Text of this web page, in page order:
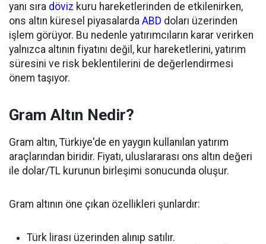
yanı sıra döviz kuru hareketlerinden de etkilenirken,
ons altın küresel piyasalarda ABD doları üzerinden
işlem görüyor. Bu nedenle yatırımcıların karar verirken
yalnızca altının fiyatını değil, kur hareketlerini, yatırım
süresini ve risk beklentilerini de değerlendirmesi
önem taşıyor.
Gram Altın Nedir?
Gram altın, Türkiye'de en yaygın kullanılan yatırım
araçlarından biridir. Fiyatı, uluslararası ons altın değeri
ile dolar/TL kurunun birleşimi sonucunda oluşur.
Gram altının öne çıkan özellikleri şunlardır:
Türk lirası üzerinden alınıp satılır.